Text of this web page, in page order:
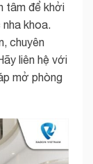
tâm để khởi
khoa.
chuyên
liên hệ với
mở phòng